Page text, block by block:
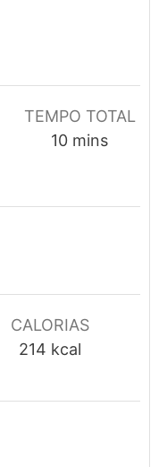
TEMPO TOTAL
10minutes
mins
CALORIAS
214 kcal